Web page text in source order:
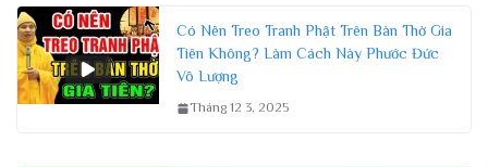
Có Nên Treo Tranh Phật Trên Bàn Thờ Gia
Tiên Không? Làm Cách Này Phước Đức
Vô Lượng
Tháng 12 3, 2025